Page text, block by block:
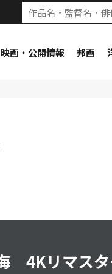
映画・公開情報 邦画
4Kリマスタ